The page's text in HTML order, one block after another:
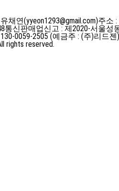
유채연(yyeon1293@gmail.com)주소
통신판매업신고 : 제2020-서울성
0059-2505 (예금주 : (주)리드젠)
rights reserved.